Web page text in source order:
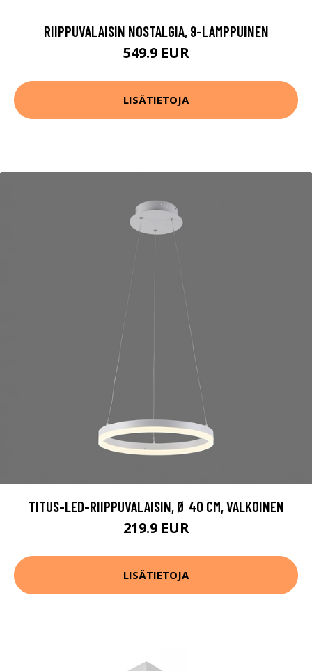
RIIPPUVALAISIN NOSTALGIA, 9-LAMPPUINEN
549.9 EUR
LISÄTIETOJA
TITUS-LED-RIIPPUVALAISIN, Ø 40 CM, VALKOINEN
219.9 EUR
LISÄTIETOJA